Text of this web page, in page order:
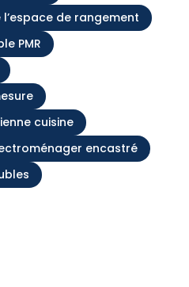
de rangement
PMR
cuisine
encastré